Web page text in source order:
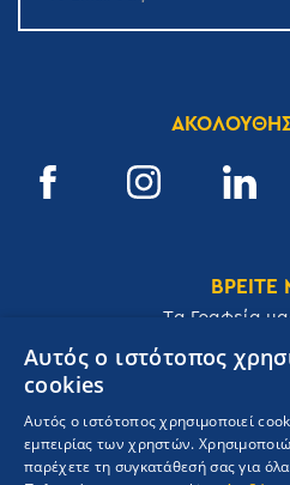
ΒΡΕΙΤΕ
Tα Γραφεία
Ακαδημίας 32, 106
T. +30 210
Αυτός ο ιστότοπος
cookies
Αυτός ο ιστότοπος χρησιμοποιεί
εμπειρίας των χρηστών.
παρέχετε τη συγκατάθεσή σας για